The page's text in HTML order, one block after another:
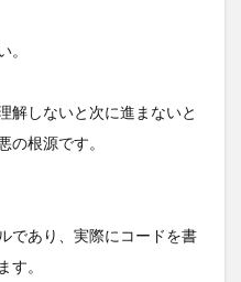
。
解しないと次に進まないと
の根源です。
であり、実際にコードを書
す。